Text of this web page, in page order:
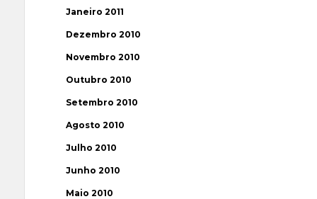
Janeiro 2011
Dezembro 2010
Novembro 2010
Outubro 2010
Setembro 2010
Agosto 2010
Julho 2010
Junho 2010
Maio 2010